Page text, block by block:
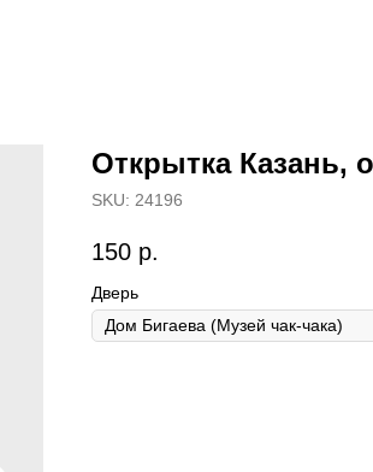
Открытка Казань,
SKU: 24196
150 р.
Дверь